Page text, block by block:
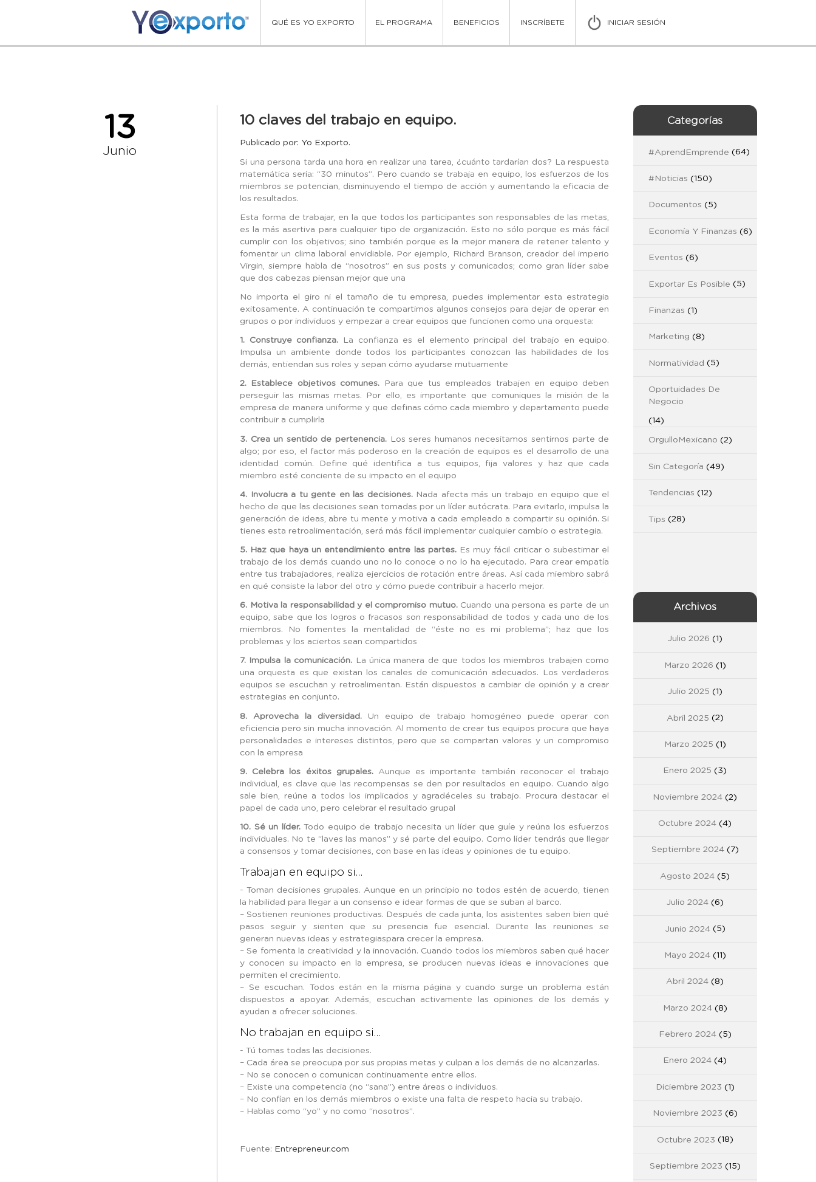
QUÉ ES YO EXPORTO EL PROGRAMA BENEFICIOS INSCRÍBETE INICIAR SESIÓN
13
Junio
10 claves del trabajo en equipo.
Publicado por: Yo Exporto.
Si una persona tarda una hora en realizar una tarea, ¿cuánto tardarían dos? La respuesta
matemática sería: “30 minutos”. Pero cuando se trabaja en equipo, los esfuerzos de los
miembros se potencian, disminuyendo el tiempo de acción y aumentando la eficacia de
los resultados.
Esta forma de trabajar, en la que todos los participantes son responsables de las metas,
es la más asertiva para cualquier tipo de organización. Esto no sólo porque es más fácil
cumplir con los objetivos; sino también porque es la mejor manera de retener talento y
fomentar un clima laboral envidiable. Por ejemplo, Richard Branson, creador del imperio
Virgin, siempre habla de “nosotros” en sus posts y comunicados; como gran líder sabe
que dos cabezas piensan mejor que una
No importa el giro ni el tamaño de tu empresa, puedes implementar esta estrategia
exitosamente. A continuación te compartimos algunos consejos para dejar de operar en
grupos o por individuos y empezar a crear equipos que funcionen como una orquesta:
1. Construye confianza. La confianza es el elemento principal del trabajo en equipo.
Impulsa un ambiente donde todos los participantes conozcan las habilidades de los
demás, entiendan sus roles y sepan cómo ayudarse mutuamente
2. Establece objetivos comunes. Para que tus empleados trabajen en equipo deben
perseguir las mismas metas. Por ello, es importante que comuniques la misión de la
empresa de manera uniforme y que definas cómo cada miembro y departamento puede
contribuir a cumplirla
3. Crea un sentido de pertenencia. Los seres humanos necesitamos sentirnos parte de
algo; por eso, el factor más poderoso en la creación de equipos es el desarrollo de una
identidad común. Define qué identifica a tus equipos, fija valores y haz que cada
miembro esté conciente de su impacto en el equipo
4. Involucra a tu gente en las decisiones.Nada afecta más un trabajo en equipo que el
hecho de que las decisiones sean tomadas por un líder autócrata. Para evitarlo, impulsa la
generación de ideas, abre tu mente y motiva a cada empleado a compartir su opinión. Si
tienes esta retroalimentación, será más fácil implementar cualquier cambio o estrategia.
5. Haz que haya un entendimiento entre las partes.Es muy fácil criticar o subestimar el
trabajo de los demás cuando uno no lo conoce o no lo ha ejecutado. Para crear empatía
entre tus trabajadores, realiza ejercicios de rotación entre áreas. Así cada miembro sabrá
en qué consiste la labor del otro y cómo puede contribuir a hacerlo mejor.
6. Motiva la responsabilidad y el compromiso mutuo.Cuando una persona es parte de un
equipo, sabe que los logros o fracasos son responsabilidad de todos y cada uno de los
miembros. No fomentes la mentalidad de “éste no es mi problema”; haz que los
problemas y los aciertos sean compartidos
7. Impulsa la comunicación. La única manera de que todos los miembros trabajen como
una orquesta es que existan los canales de comunicación adecuados. Los verdaderos
equipos se escuchan y retroalimentan. Están dispuestos a cambiar de opinión y a crear
estrategias en conjunto.
8. Aprovecha la diversidad.Un equipo de trabajo homogéneo puede operar con
eficiencia pero sin mucha innovación. Al momento de crear tus equipos procura que haya
personalidades e intereses distintos, pero que se compartan valores y un compromiso
con la empresa
9. Celebra los éxitos grupales. Aunque es importante también reconocer el trabajo
individual, es clave que las recompensas se den por resultados en equipo. Cuando algo
sale bien, reúne a todos los implicados y agradéceles su trabajo. Procura destacar el
papel de cada uno, pero celebrar el resultado grupal
10. Sé un líder.Todo equipo de trabajo necesita un líder que guíe y reúna los esfuerzos
individuales. No te “laves las manos” y sé parte del equipo. Como líder tendrás que llegar
a consensos y tomar decisiones, con base en las ideas y opiniones de tu equipo.
Trabajan en equipo si…
- Toman decisiones grupales. Aunque en un principio no todos estén de acuerdo, tienen
la habilidad para llegar a un consenso e idear formas de que se suban al barco.
– Sostienen reuniones productivas. Después de cada junta, los asistentes saben bien qué
pasos seguir y sienten que su presencia fue esencial. Durante las reuniones se
generan nuevas ideas y estrategiaspara crecer la empresa.
– Se fomenta la creatividad y la innovación. Cuando todos los miembros saben qué hacer
y conocen su impacto en la empresa, se producen nuevas ideas e innovaciones que
permiten el crecimiento.
– Se escuchan. Todos están en la misma página y cuando surge un problema están
dispuestos a apoyar. Además, escuchan activamente las opiniones de los demás y
ayudan a ofrecer soluciones.
No trabajan en equipo si…
- Tú tomas todas las decisiones.
– Cada área se preocupa por sus propias metas y culpan a los demás de no alcanzarlas.
– No se conocen o comunican continuamente entre ellos.
– Existe una competencia (no “sana”) entre áreas o individuos.
– No confían en los demás miembros o existe una falta de respeto hacia su trabajo.
– Hablas como “yo” y no como “nosotros”.
Fuente: Entrepreneur.com
Categorías
#AprendEmprende (64)
#Noticias (150)
Documentos (5)
Economía Y Finanzas (6)
Eventos (6)
Exportar Es Posible (5)
Finanzas (1)
Marketing (8)
Normatividad (5)
Oportuidades De
Negocio
(14)
OrgulloMexicano (2)
Sin Categoría (49)
Tendencias (12)
Tips (28)
Archivos
Julio 2026 (1)
Marzo 2026 (1)
Julio 2025 (1)
Abril 2025 (2)
Marzo 2025 (1)
Enero 2025 (3)
Noviembre 2024 (2)
Octubre 2024 (4)
Septiembre 2024(7)
Agosto 2024 (5)
Julio 2024 (6)
Junio 2024(5)
Mayo 2024(11)
Abril 2024 (8)
Marzo 2024(8)
Febrero 2024(5)
Enero 2024 (4)
Diciembre 2023 (1)
Noviembre 2023 (6)
Octubre 2023 (18)
Septiembre 2023 (15)